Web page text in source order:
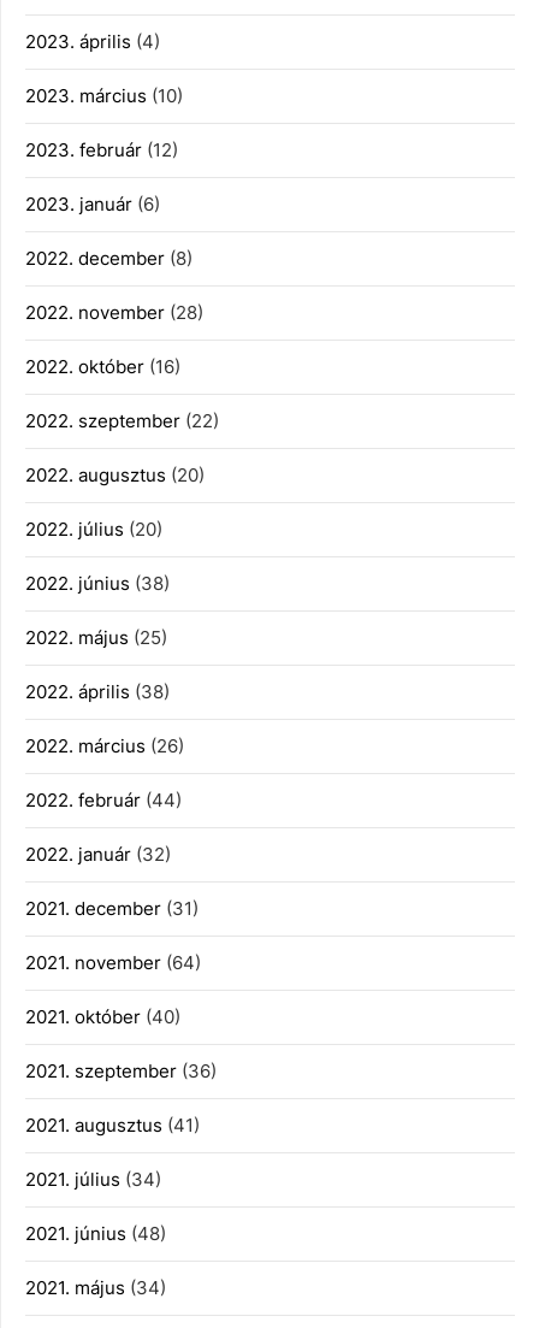
2023. április (4)
2023. március (10)
2023. február (12)
2023. január (6)
2022. december (8)
2022. november (28)
2022. október (16)
2022. szeptember (22)
2022. augusztus (20)
2022. július (20)
2022. június (38)
2022. május (25)
2022. április (38)
2022. március (26)
2022. február (44)
2022. január (32)
2021. december (31)
2021. november (64)
2021. október (40)
2021. szeptember (36)
2021. augusztus (41)
2021. július (34)
2021. június (48)
2021. május (34)